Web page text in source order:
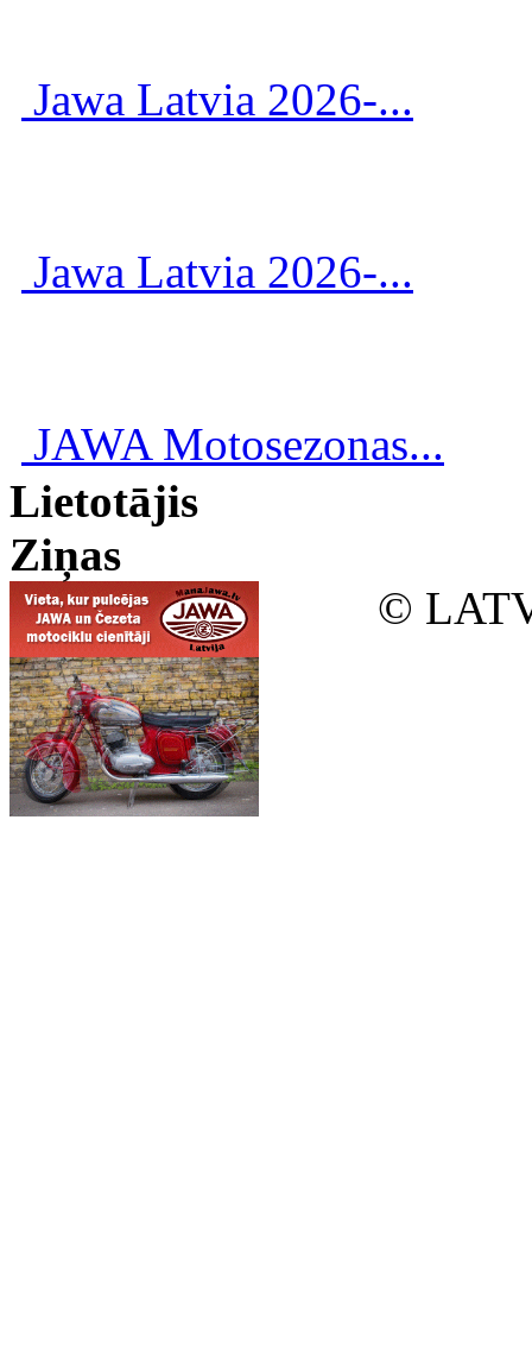
Jawa Latvia 2026-...
Jawa Latvia 2026-...
JAWA Motosezonas...
Lietotājis
Ziņas
©